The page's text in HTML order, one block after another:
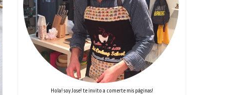
Hola! soy Jose! te invito a comerte mis páginas!